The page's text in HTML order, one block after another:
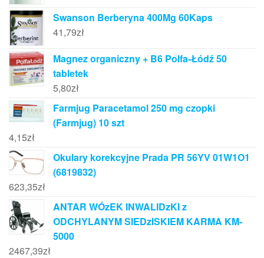
Swanson Berberyna 400Mg 60Kaps
41,79zł
Magnez organiczny + B6 Polfa-Łódź 50
tabletek
5,80zł
Farmjug Paracetamol 250 mg czopki
(Farmjug) 10 szt
4,15zł
Okulary korekcyjne Prada PR 56YV 01W1O1
(6819832)
623,35zł
ANTAR WÓzEK INWALIDzKI z
ODCHYLANYM SIEDzISKIEM KARMA KM-
5000
2467,39zł